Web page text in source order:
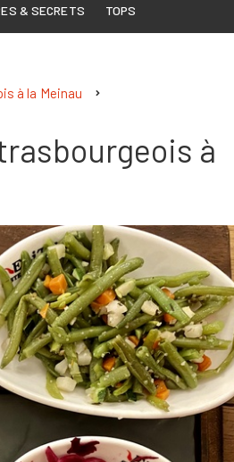
& SECRETS TOPS
à la Meinau
à